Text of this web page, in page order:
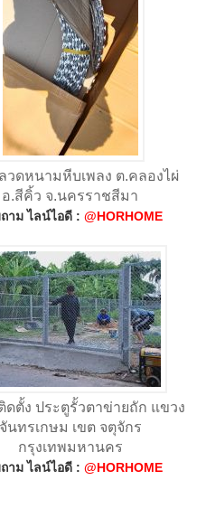
วดหนามหีบเพลง ต.คลองไผ่
อ.สีคิ้ว จ.นครราชสีมา
าม ไลน์ไอดี :@HORHOME
ดตั้ง ประตูรั้วตาข่ายถัก แขวง
นทรเกษม เขต จตุจักร
กรุงเทพมหานคร
าม ไลน์ไอดี :@HORHOME